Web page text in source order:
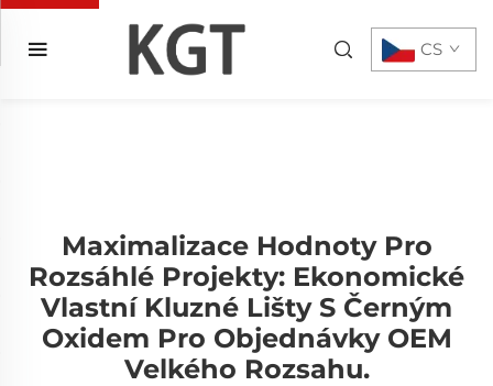
CS
Maximalizace Hodnoty Pro
Rozsáhlé Projekty: Ekonomické
Vlastní Kluzné Lišty S Černým
Oxidem Pro Objednávky OEM
Velkého Rozsahu.